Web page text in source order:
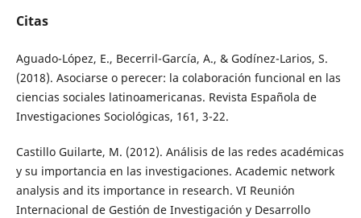
Citas
Aguado-López, E., Becerril-García, A., & Godínez-Larios, S.
(2018). Asociarse o perecer: la colaboración funcional en las
ciencias sociales latinoamericanas. Revista Española de
Investigaciones Sociológicas, 161, 3-22.
Castillo Guilarte, M. (2012). Análisis de las redes académicas
y su importancia en las investigaciones. Academic network
analysis and its importance in research. VI Reunión
Internacional de Gestión de Investigación y Desarrollo